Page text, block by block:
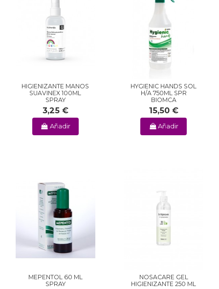
HIGIENIZANTE MANOS
SUAVINEX 100ML
SPRAY
3,25 €
Añadir
HYGIENIC HANDS SOL
H/A 750ML SPR
BIOMCA
15,50 €
Añadir
MEPENTOL 60 ML
SPRAY
NOSACARE GEL
HIGIENIZANTE 250 ML